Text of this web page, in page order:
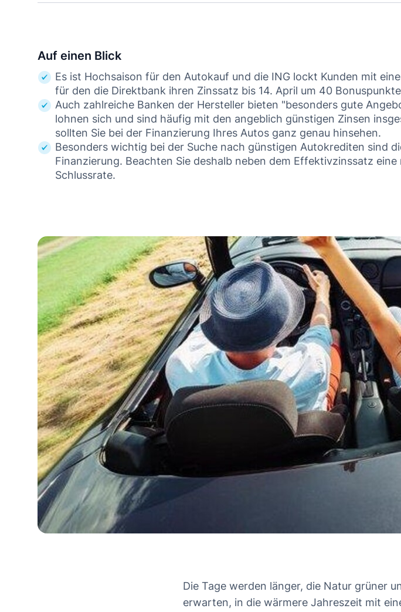
Auf einen Blick
Es ist Hochsaison für den Autokauf und die ING lockt Kunden mit
für den die Direktbank ihren Zinssatz bis 14. April um 40
Auch zahlreiche Banken der Hersteller bieten "besonders gute
lohnen sich und sind häufig mit den angeblich günstigen Zinsen
sollten Sie bei der Finanzierung Ihres Autos ganz genau hinsehen.
Besonders wichtig bei der Suche nach günstigen Autokrediten sind
Finanzierung. Beachten Sie deshalb neben dem Effektivzinssatz
Schlussrate.
Die Tage werden länger, die Natur grüner
erwarten, in die wärmere Jahreszeit mit